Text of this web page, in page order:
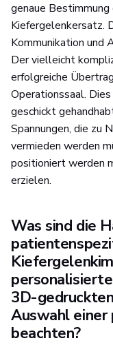
genaue
Kiefergelenkersatz.
Kommunikation und
Der vielleicht
erfolgreiche
Operationssaal.
geschickt
Spannungen, die zu
vermieden werden
positioniert werden
erzielen.
Was sind die
3D-
Auswahl einer
beachten?